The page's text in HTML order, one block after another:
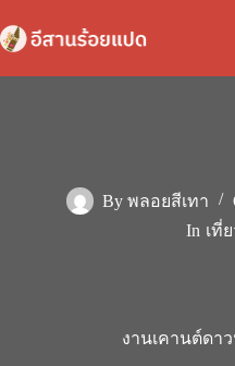
to
content
By พลอยสีเทา
In เที่
งานเคานต์ดา